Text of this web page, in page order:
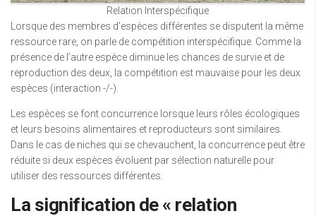
Relation Interspécifique
Lorsque des membres d’espèces différentes se disputent la même
ressource rare, on parle de compétition interspécifique. Comme la
présence de l’autre espèce diminue les chances de survie et de
reproduction des deux, la compétition est mauvaise pour les deux
espèces (interaction -/-).
Les espèces se font concurrence lorsque leurs rôles écologiques
et leurs besoins alimentaires et reproducteurs sont similaires.
Dans le cas de niches qui se chevauchent, la concurrence peut être
réduite si deux espèces évoluent par sélection naturelle pour
utiliser des ressources différentes.
La signification de « relation